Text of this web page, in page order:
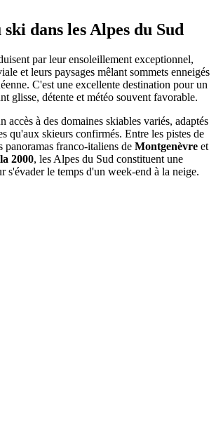
dans les Alpes du Sud
par leur ensoleillement exceptionnel,
et leurs paysages mêlant sommets enneigés
C'est une excellente destination pour un
glisse, détente et météo souvent favorable.
accès à des domaines skiables variés, adaptés
qu'aux skieurs confirmés. Entre les pistes de
panoramas franco-italiens de Montgenèvre et
2000, les Alpes du Sud constituent une
s'évader le temps d'un week-end à la neige.